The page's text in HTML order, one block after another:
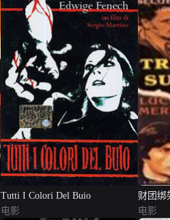
Tutti I Colori Del Buio
电影
财团绑
电影